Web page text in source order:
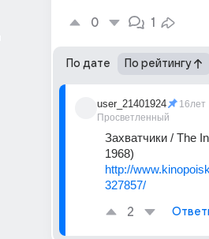
0 1
По дате По рейтингу
user_21401924
Просветленный
16лет
Захватчики / The
1968)
http://
327857/
2